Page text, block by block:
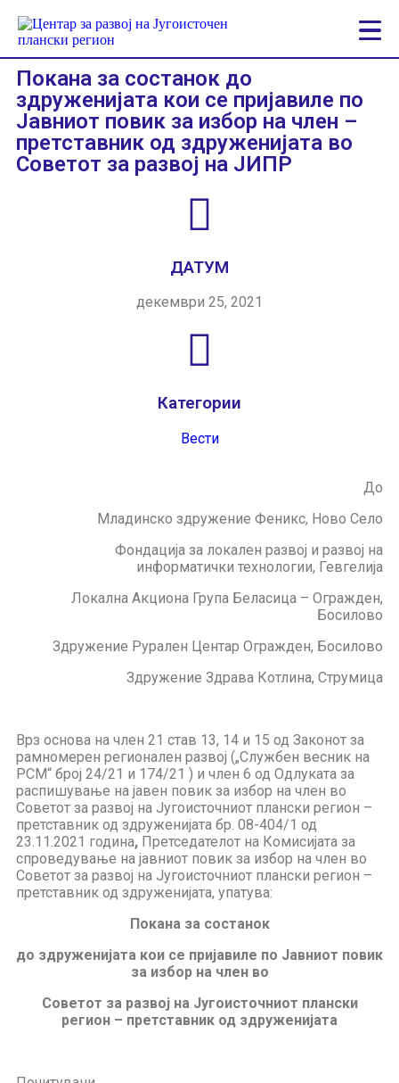
Покана за состанок до
здруженијата кои се пријавиле по
Јавниот повик за избор на член –
претставник од здруженијата во
Советот за развој на ЈИПР
ДАТУМ
декември 25, 2021
Категории
Вести
До
Младинско здружение Феникс, Ново Село
Фондација за локален развој и развој на
информатички технологии, Гевгелија
Локална Акциона Група Беласица – Огражден,
Босилово
Здружение Рурален Центар Огражден, Босилово
Здружение Здрава Котлина, Струмица
Врз основа на член 21 став 13, 14 и 15 од Законот за
рамномерен регионален развој („Службен весник на
РСМ“ број 24/21 и 174/21 ) и член 6 од Одлуката за
распишување на јавен повик за избор на член во
Советот за развој на Југоисточниот плански регион –
претставник од здруженијата бр. 08-404/1 од
23.11.2021 година, Претседателот на Комисијата за
спроведување на јавниот повик за избор на член во
Советот за развој на Југоисточниот плански регион –
претставник од здруженијата, упатува:
Покана за состанок
до здруженијата кои се пријавиле по Јавниот повик
за избор на член во
Советот за развој на Југоисточниот плански
регион – претставник од здруженијата